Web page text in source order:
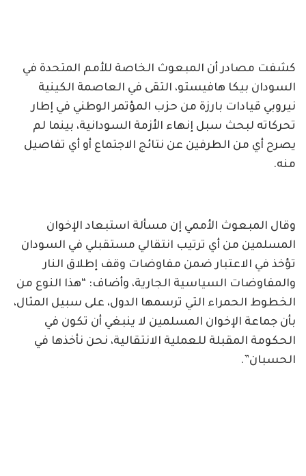
كشفت مصادر أن المبعوث الخاصة للأمم المتحدة في
السودان بيكا هافيستو، التقى في العاصمة الكينية
نيروبي قيادات بارزة من حزب المؤتمر الوطني في إطار
تحركاته لبحث سبل إنهاء الأزمة السودانية، بينما لم
يصرح أي من الطرفين عن نتائج الاجتماع أو أي تفاصيل
منه.
وقال المبعوث الأممي إن مسألة استبعاد الإخوان
المسلمين من أي ترتيب انتقالي مستقبلي في السودان
تؤخذ في الاعتبار ضمن مفاوضات وقف إطلاق النار
والمفاوضات السياسية الجارية، وأضاف: “هذا النوع من
الخطوط الحمراء التي ترسمها الدول، على سبيل المثال،
بأن جماعة الإخوان المسلمين لا ينبغي أن تكون في
الحكومة المقبلة للعملية الانتقالية، نحن نأخذها في
الحسبان”.